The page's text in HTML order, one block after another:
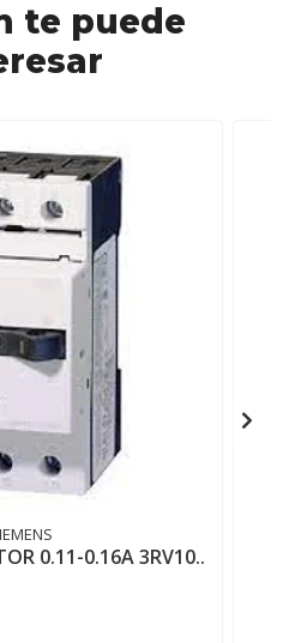
te puede
0.11-0.16A 3RV10..